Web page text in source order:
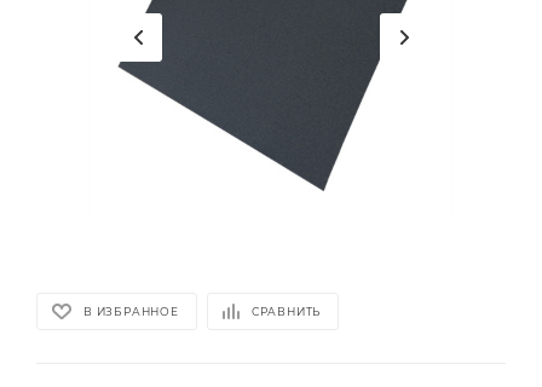
В ИЗБРАННОЕ СРАВНИТЬ